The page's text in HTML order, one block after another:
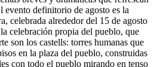
evento definitorio de agosto es la
celebrada alrededor del 15 de agosto
celebración propia del pueblo, que
son los castells: torres humanas que
en la plaza del pueblo, construidas
con todo el pueblo mirando en tenso